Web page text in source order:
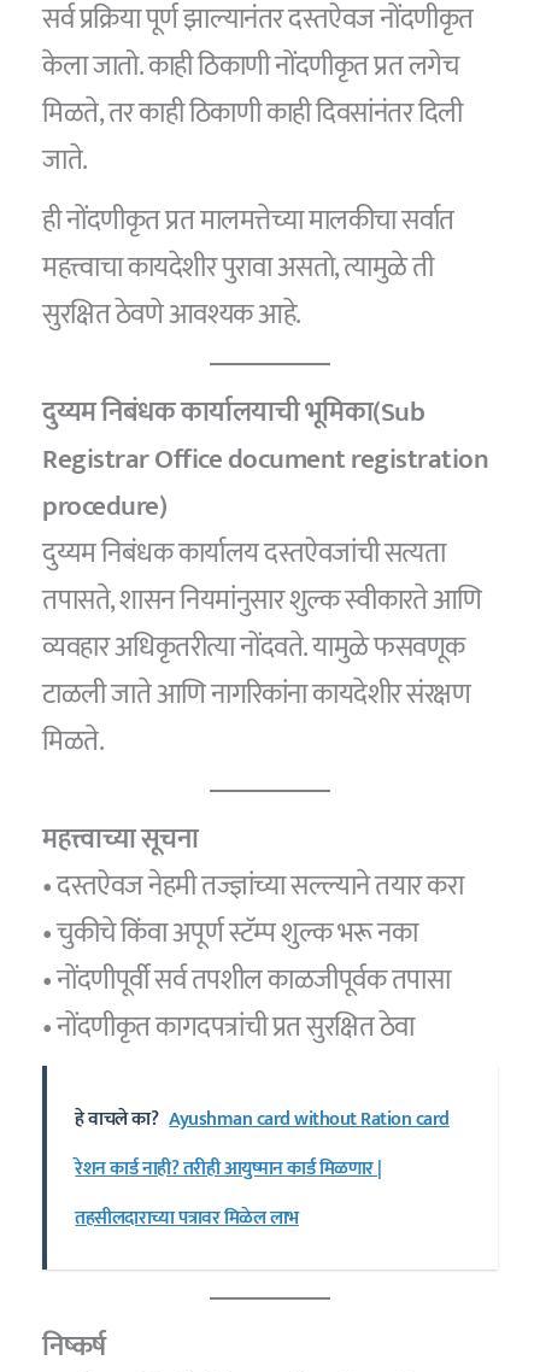
सर्व प्रक्रिया पूर्ण झाल्यानंतर दस्तऐवज नोंदणीकृत
केला जातो. काही ठिकाणी नोंदणीकृत प्रत लगेच
मिळते, तर काही ठिकाणी काही दिवसांनंतर दिली
जाते.
ही नोंदणीकृत प्रत मालमत्तेच्या मालकीचा सर्वात
महत्त्वाचा कायदेशीर पुरावा असतो, त्यामुळे ती
सुरक्षित ठेवणे आवश्यक आहे.
दुय्यम निबंधक कार्यालयाची भूमिका(Sub
Registrar Office document registration
procedure)
दुय्यम निबंधक कार्यालय दस्तऐवजांची सत्यता
तपासते, शासन नियमांनुसार शुल्क स्वीकारते आणि
व्यवहार अधिकृतरीत्या नोंदवते. यामुळे फसवणूक
टाळली जाते आणि नागरिकांना कायदेशीर संरक्षण
मिळते.
महत्त्वाच्या सूचना
• दस्तऐवज नेहमी तज्ज्ञांच्या सल्ल्याने तयार करा
• चुकीचे किंवा अपूर्ण स्टॅम्प शुल्क भरू नका
• नोंदणीपूर्वी सर्व तपशील काळजीपूर्वक तपासा
• नोंदणीकृत कागदपत्रांची प्रत सुरक्षित ठेवा
हे वाचले का? Ayushman card without Ration card
रेशन कार्ड नाही? तरीही आयुष्मान कार्ड मिळणार |
तहसीलदाराच्या पत्रावर मिळेल लाभ
निष्कर्ष